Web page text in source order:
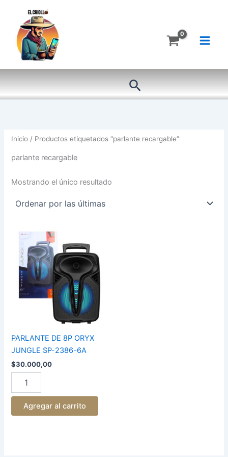
contenido
Buscar
Inicio / Productos etiquetados “parlante recargable”
parlante recargable
Mostrando el único resultado
PARLANTE DE 8P ORYX
JUNGLE SP-2386-6A
$30.000,00
PARLANTE
ORYX
JUNGLE
SP-
2386-
Agregar al carrito